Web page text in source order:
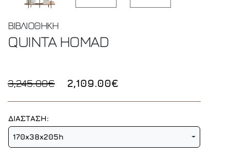
ΒΙΒΛΙΟΘΗΚΗ
QUINTAHOMAD
3,245.00€ 2,109.00€
ΔΙΑΣΤΑΣΗ:
170x38x205h